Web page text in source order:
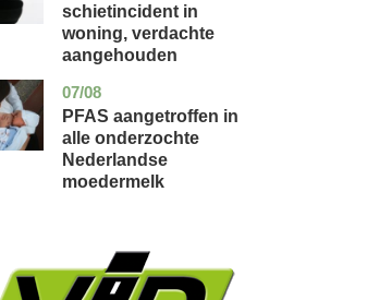
schietincident in
woning, verdachte
aangehouden
07/08
utrecht
gezondheid
PFAS aangetroffen in
alle onderzochte
Nederlandse
moedermelk